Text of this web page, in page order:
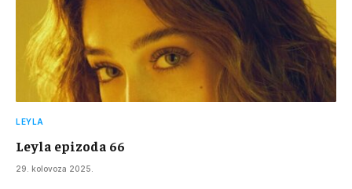
LEYLA
Leyla epizoda 66
29. kolovoza 2025.